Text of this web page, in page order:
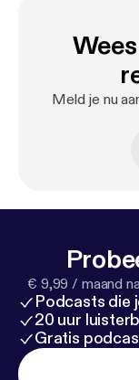
Meld je nu
€ 9,99 / maand
Podcasts die
20 uur
Gratis